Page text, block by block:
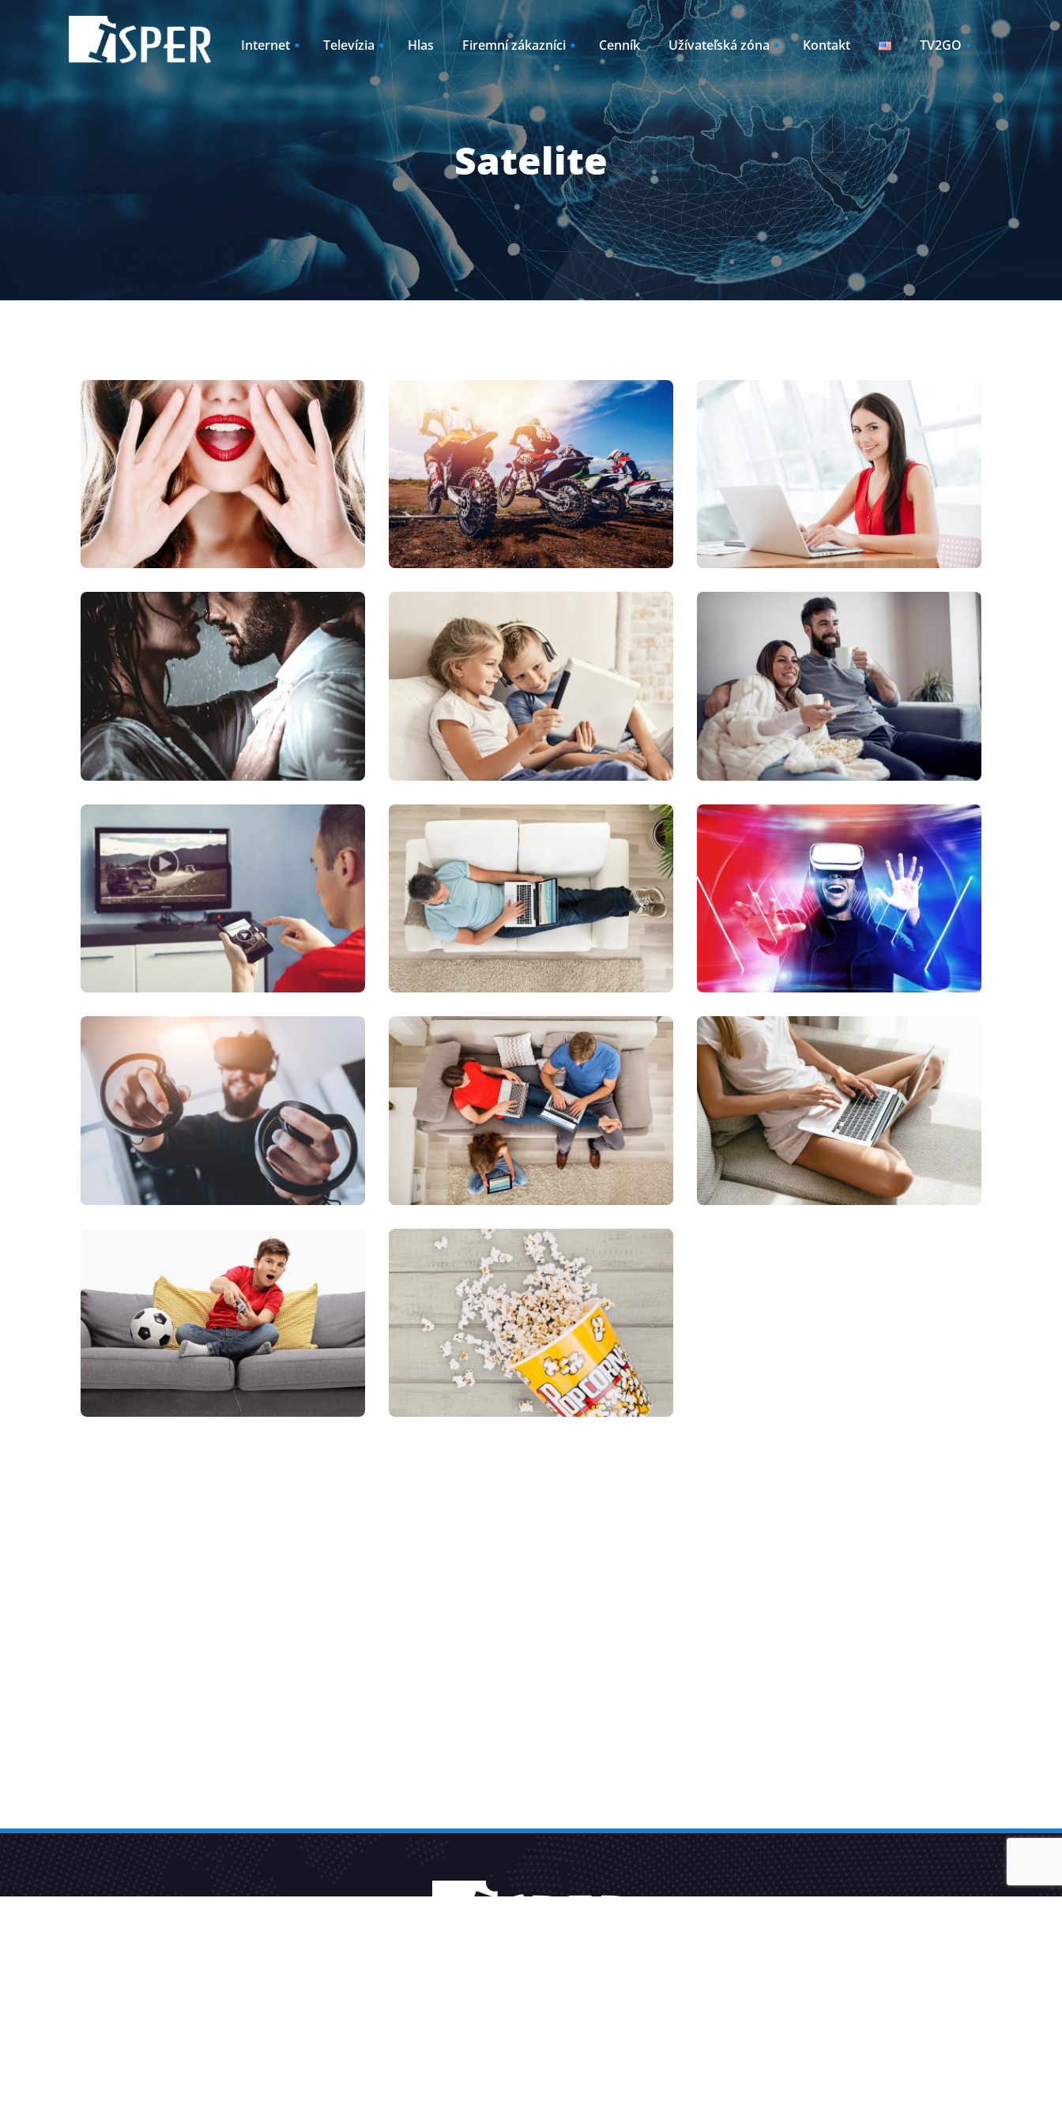
Internet
Pevný internet + televízia
Internet pre rodinné domy
+ televízia
Cenník
Televízia
Rozširujúce balíky k TV2GO
Televízia + pevný internet
Televízia + Internet pre
rodinné domy
Cenník
Hlas Firemní zákazníci
Internet
Outsourcing
Cenník Užívateľská zóna
Akcie
Oznamy / Novinky /
Plánované odstávky
Kto sme
Časté otázky
Fakturačný systém
Odporúčania
Zmena podniku
poskytujúceho službu
prístupu k internetu
Kontakt TV2GO
Sleduj TV2GO
Manažment zariadení
Satelite